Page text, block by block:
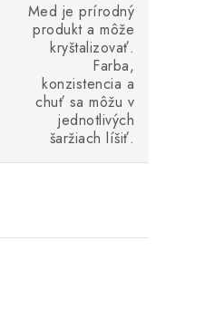
Med je prírodný
produkt a môže
kryštalizovať.
Farba,
konzistencia a
chuť sa môžu v
jednotlivých
šaržiach líšiť.